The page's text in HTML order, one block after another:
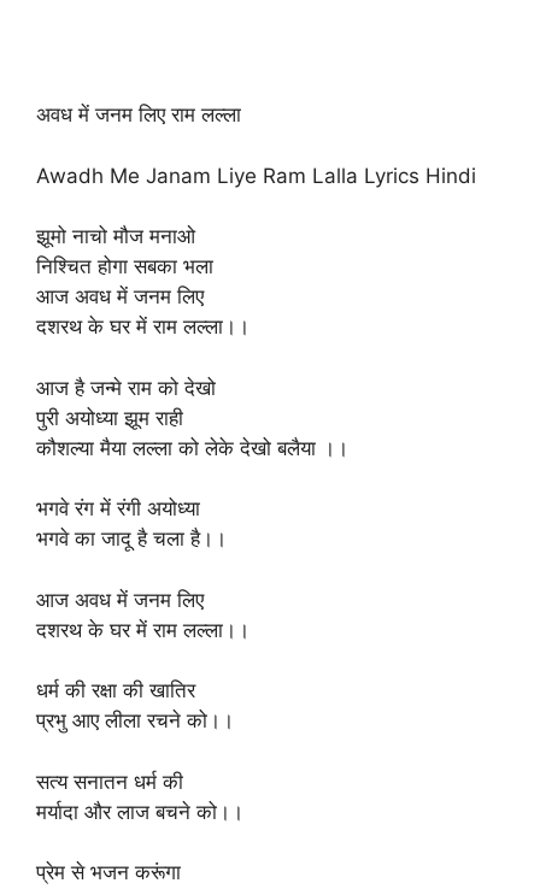
अवध में जनम लिए राम लल्ला
Awadh Me Janam Liye Ram Lalla Lyrics Hindi
झूमो नाचो मौज मनाओ
निश्चित होगा सबका भला
आज अवध में जनम लिए
दशरथ के घर में राम लल्ला।।
आज है जन्मे राम को देखो
पुरी अयोध्या झूम राही
कौशल्या मैया लल्ला को लेके देखो बलैया ।।
भगवे रंग में रंगी अयोध्या
भगवे का जादू है चला है।।
आज अवध में जनम लिए
दशरथ के घर में राम लल्ला।।
धर्म की रक्षा की खातिर
प्रभु आए लीला रचने को।।
सत्य सनातन धर्म की
मर्यादा और लाज बचने को।।
प्रेम से भजन करूंगा